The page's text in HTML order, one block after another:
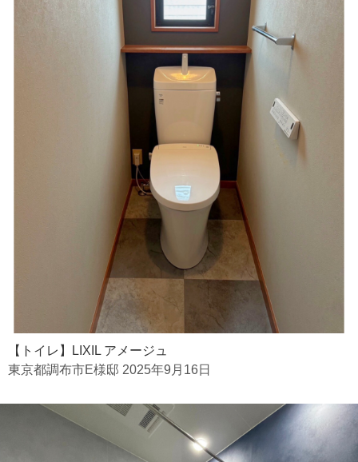
【トイレ】LIXIL アメージュ
東京都調布市E様邸 2025年9月16日